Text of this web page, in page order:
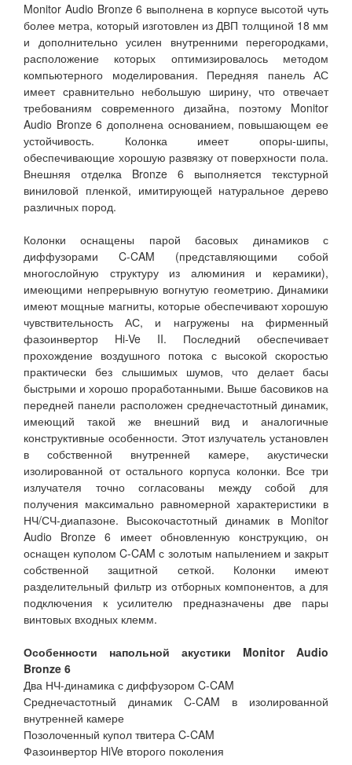
Monitor Audio Bronze 6 выполнена в корпусе высотой чуть
более метра, который изготовлен из ДВП толщиной 18 мм
и дополнительно усилен внутренними перегородками,
расположение которых оптимизировалось методом
компьютерного моделирования. Передняя панель АС
имеет сравнительно небольшую ширину, что отвечает
требованиям современного дизайна, поэтому Monitor
Audio Bronze 6 дополнена основанием, повышающем ее
устойчивость. Колонка имеет опоры-шипы,
обеспечивающие хорошую развязку от поверхности пола.
Внешняя отделка Bronze 6 выполняется текстурной
виниловой пленкой, имитирующей натуральное дерево
различных пород.
Колонки оснащены парой басовых динамиков с
диффузорами C-CAM (представляющими собой
многослойную структуру из алюминия и керамики),
имеющими непрерывную вогнутую геометрию. Динамики
имеют мощные магниты, которые обеспечивают хорошую
чувствительность АС, и нагружены на фирменный
фазоинвертор Hi-Ve II. Последний обеспечивает
прохождение воздушного потока с высокой скоростью
практически без слышимых шумов, что делает басы
быстрыми и хорошо проработанными. Выше басовиков на
передней панели расположен среднечастотный динамик,
имеющий такой же внешний вид и аналогичные
конструктивные особенности. Этот излучатель установлен
в собственной внутренней камере, акустически
изолированной от остального корпуса колонки. Все три
излучателя точно согласованы между собой для
получения максимально равномерной характеристики в
НЧ/СЧ-диапазоне. Высокочастотный динамик в Monitor
Audio Bronze 6 имеет обновленную конструкцию, он
оснащен куполом C-CAM с золотым напылением и закрыт
собственной защитной сеткой. Колонки имеют
разделительный фильтр из отборных компонентов, а для
подключения к усилителю предназначены две пары
винтовых входных клемм.
Особенности напольной акустики Monitor Audio
Bronze 6
Два НЧ-динамика с диффузором C-CAM
Среднечастотный динамик C-CAM в изолированной
внутренней камере
Позолоченный купол твитера C-CAM
Фазоинвертор HiVe второго поколения